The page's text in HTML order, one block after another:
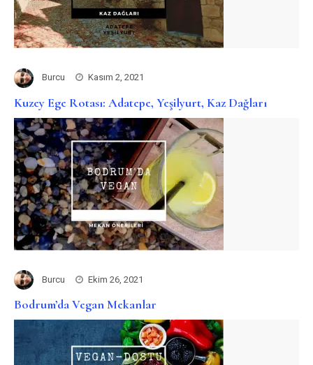
Burcu Kasım 2, 2021
Kuzey Ege Rotası: Adatepe, Yeşilyurt, Kaz Dağları
Burcu Ekim 26, 2021
Bodrum’da Vegan Mekanlar